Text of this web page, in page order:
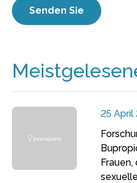
25 April